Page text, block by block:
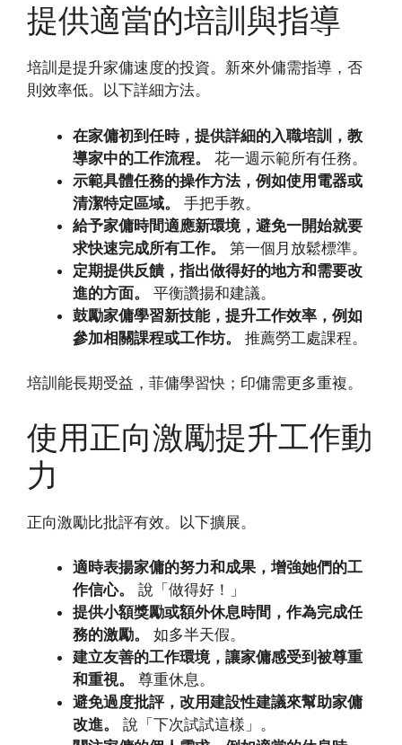
提供適當的培訓與指導
培訓是提升家傭速度的投資。新來外傭需指導，否
則效率低。以下詳細方法。
在家傭初到任時，提供詳細的入職培訓，教
導家中的工作流程。
花一週示範所有任務。
示範具體任務的操作方法，例如使用電器或
清潔特定區域。
手把手教。
給予家傭時間適應新環境，避免一開始就要
求快速完成所有工作。
第一個月放鬆標準。
定期提供反饋，指出做得好的地方和需要改
進的方面。
平衡讚揚和建議。
鼓勵家傭學習新技能，提升工作效率，例如
參加相關課程或工作坊。
推薦勞工處課程。
培訓能長期受益，菲傭學習快；印傭需更多重複。
使用正向激勵提升工作動
力
正向激勵比批評有效。以下擴展。
適時表揚家傭的努力和成果，增強她們的工
作信心。
說「做得好！」
提供小額獎勵或額外休息時間，作為完成任
務的激勵。
如多半天假。
建立友善的工作環境，讓家傭感受到被尊重
和重視。
尊重休息。
避免過度批評，改用建設性建議來幫助家傭
改進。
說「下次試試這樣」。